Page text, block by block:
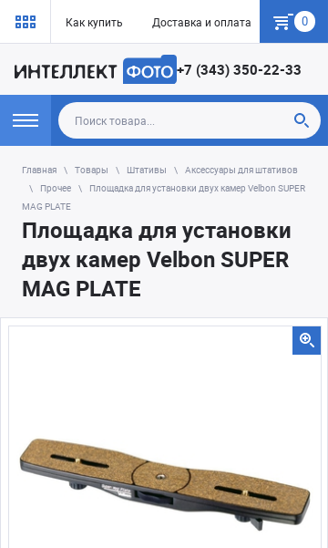
Как купить Доставка и оплата Гарантия
0
+7 (343) 350-22-33
Главная Товары Штативы
Аксессуары для штативов
Прочее
Площадка для установки двух камер Velbon SUPER
MAG PLATE
Площадка для установки
двух камер Velbon SUPER
MAG PLATE